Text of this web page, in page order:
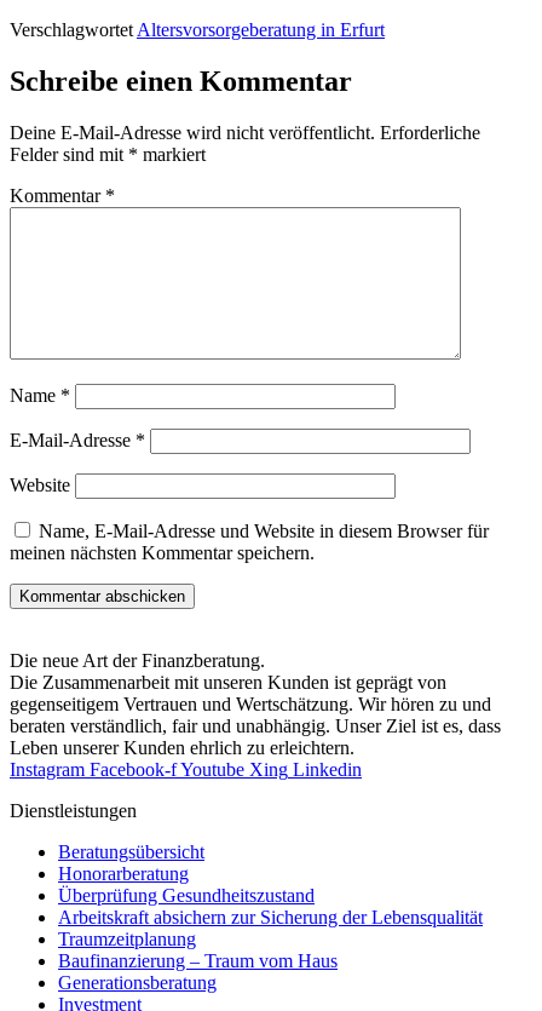
Verschlagwortet Altersvorsorgeberatung in Erfurt
Schreibe einen Kommentar
Deine E-Mail-Adresse wird nicht veröffentlicht. Erforderliche
Felder sind mit * markiert
Kommentar *
Name *
E-Mail-Adresse *
Website
Name, E-Mail-Adresse und Website in diesem Browser für
meinen nächsten Kommentar speichern.
Die neue Art der Finanzberatung.
Die Zusammenarbeit mit unseren Kunden ist geprägt von
gegenseitigem Vertrauen und Wertschätzung. Wir hören zu und
beraten verständlich, fair und unab­hängig. Unser Ziel ist es, dass
Leben unserer Kunden ehrlich zu erleichtern.
Instagram Facebook-fYoutube Xing Linkedin
Dienst­leistungen
Beratungsübersicht
Honorar­beratung
Überprüfung Gesundheits­zustand
Arbeitskraft absichern zur Sicherung der Lebensqualität
Traumzeit­planung
Baufinanzierung – Traum vom Haus
Generationsberatung
Investment